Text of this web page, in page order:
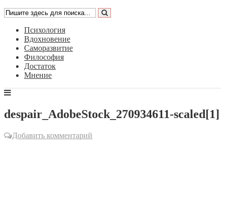
Психология
Вдохновение
Саморазвитие
Философия
Достаток
Мнение
despair_AdobeStock_270934611-scaled[1]
Добавить комментарий